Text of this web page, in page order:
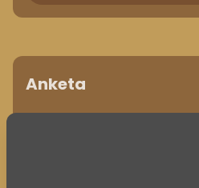
Anketa